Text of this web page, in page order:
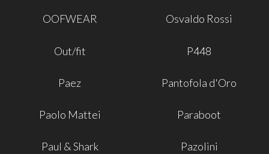
OOFWEAR Osvaldo Rossi
Out/fit P448
Paez Pantofola d'Oro
Paolo Mattei Paraboot
Paul & Shark Pazolini